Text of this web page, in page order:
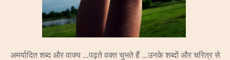
अमर्यादित शब्द और वाक्य ...पढ़ते वक्त चुभते हैं ...उनके शब्दों और चरित्र से